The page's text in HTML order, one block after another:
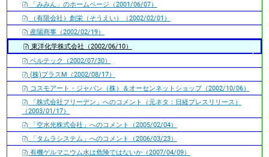
「みみん」のホームページ（2001/06/07）
（有限会社）創栄（そうえい）（2002/02/01）
産陽商事（2002/02/19）
東洋化学株式会社（2002/06/10）
ベルテック（2002/07/30）
(株)プラスM（2002/08/17）
コスモアート・ジャパン（株）＆オーセンネットショップ（2002/10/06）
「株式会社フリーデン」へのコメント（元ネタ：日経プレスリリース）
（2003/01/17）
「空水光株式会社」へのコメント（2005/02/04）
「タムラシステム」へのコメント（2006/03/23）
有機ゲルマニウム水は危険ではないか（2007/04/09）